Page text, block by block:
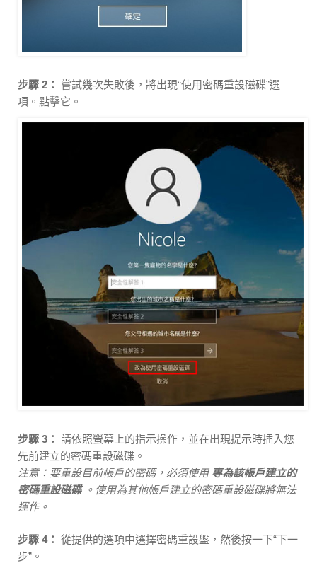
步驟 2：
嘗試幾次失敗後，將出現“使用密碼重設磁碟”選
項。點擊它。
步驟 3： 請依照螢幕上的指示操作，並在出現提示時插入您
先前建立的密碼重設磁碟。
注意：要重設目前帳戶的密碼，必須使用 專為該帳戶建立的
密碼重設磁碟。使用為其他帳戶建立的密碼重設磁碟將無法
運作。
步驟 4： 從提供的選項中選擇密碼重設盤，然後按一下“下一
步”。